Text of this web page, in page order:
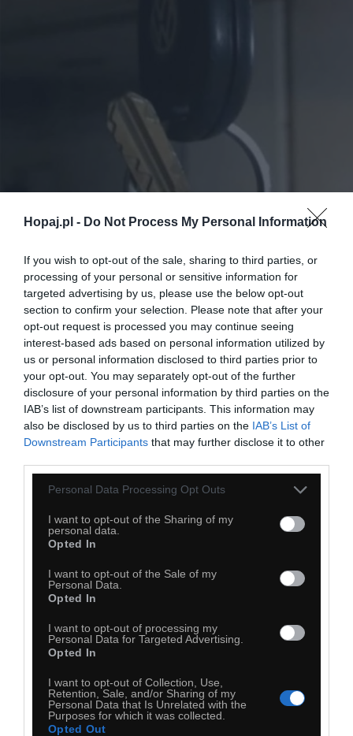
Hopaj.pl - Do Not Process My Personal Information
If you wish to opt-out of the sale, sharing to third parties, or
processing of your personal or sensitive information for
targeted advertising by us, please use the below opt-out
section to confirm your selection. Please note that after your
opt-out request is processed you may continue seeing
interest-based ads based on personal information utilized by
us or personal information disclosed to third parties prior to
your opt-out. You may separately opt-out of the further
disclosure of your personal information by third parties on the
IAB’s list of downstream participants. This information may
also be disclosed by us to third parties on the IAB’s List of
Downstream Participants that may further disclose it to other
Personal Data Processing Opt Outs
I want to opt-out of the Sharing of my
personal data.
Opted In
I want to opt-out of the Sale of my
Personal Data.
Opted In
I want to opt-out of processing my
Personal Data for Targeted Advertising.
Opted In
I want to opt-out of Collection, Use,
Retention, Sale, and/or Sharing of my
Personal Data that Is Unrelated with the
Purposes for which it was collected.
Opted Out
38
Kopiuj link
Komentuj Dodaj do ulubionych Dodaj do przyjaciół
Co to ma być